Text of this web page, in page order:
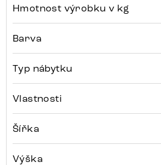
Hmotnost výrobku v kg
Barva
Typ nábytku
Vlastnosti
Šířka
Výška